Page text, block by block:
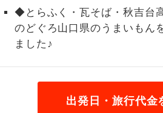
◆とらふく・瓦そば・秋吉台
のどぐろ山口県のうまいもん
ました♪
出発日・旅行代金
2名様催行
2名様から出発
す。
おひとり様参
スです。
1名様1室同代
1名様1室利用
コースです。